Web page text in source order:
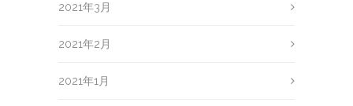
2021年3月
2021年2月
2021年1月